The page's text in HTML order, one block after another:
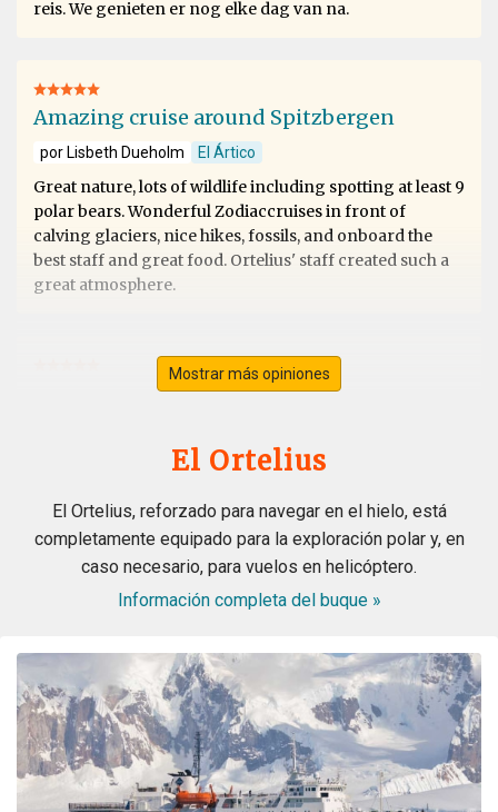
reis. We genieten er nog elke dag van na.
Amazing cruise around Spitzbergen
por Lisbeth Dueholm El Ártico
Great nature, lots of wildlife including spotting at least 9
polar bears. Wonderful Zodiaccruises in front of
calving glaciers, nice hikes, fossils, and onboard the
best staff and great food. Ortelius' staff created such a
great atmosphere.
crew. A wonderful magical landdcape. Very interesting
recaps and lots of great appreciated informations from
the experts. All in all the best trip in my lifetime. Thank
you all from the bottom of my heart
Wonderful landscape
Mostrar más opiniones
El Ortelius
El Ortelius, reforzado para navegar en el hielo, está
completamente equipado para la exploración polar y, en
caso necesario, para vuelos en helicóptero.
Información completa del buque »